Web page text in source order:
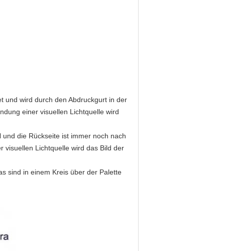
und wird durch den Abdruckgurt in der
einer visuellen Lichtquelle wird
die Rückseite ist immer noch nach
visuellen Lichtquelle wird das Bild der
sind in einem Kreis über der Palette